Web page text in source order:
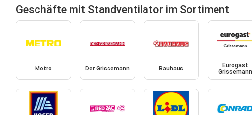
Geschäfte mit Standventilator im Sortiment
Metro Der Grissemann Bauhaus
Eurogast
Grissemann